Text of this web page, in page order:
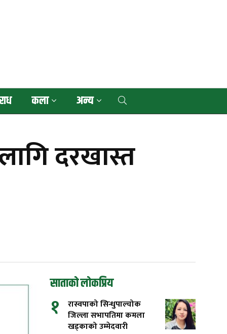
कला अन्य
दरखास्त
साताको लोकप्रिय
१
रास्वपाको सिन्धुपाल्चोक
जिल्ला सभापतिमा कमला
खड्काको उम्मेदवारी